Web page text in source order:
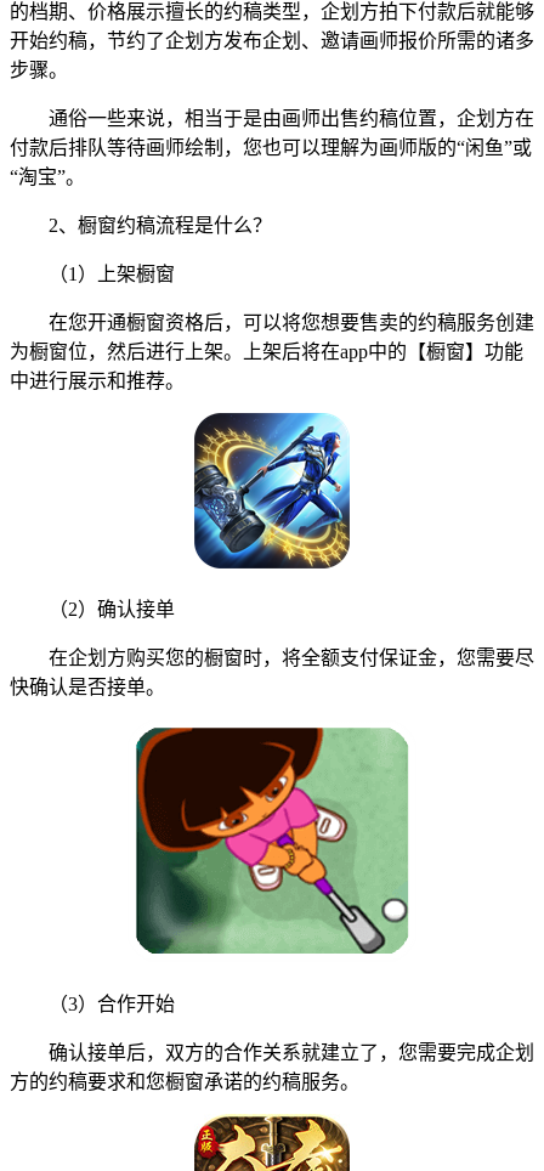
的档期、价格展示擅长的约稿类型，企划方拍下付款后就能够
开始约稿，节约了企划方发布企划、邀请画师报价所需的诸多
步骤。
通俗一些来说，相当于是由画师出售约稿位置，企划方在
付款后排队等待画师绘制，您也可以理解为画师版的“闲鱼”或
“淘宝”。
2、橱窗约稿流程是什么？
（1）上架橱窗
在您开通橱窗资格后，可以将您想要售卖的约稿服务创建
为橱窗位，然后进行上架。上架后将在app中的【橱窗】功能
中进行展示和推荐。
（2）确认接单
在企划方购买您的橱窗时，将全额支付保证金，您需要尽
快确认是否接单。
（3）合作开始
确认接单后，双方的合作关系就建立了，您需要完成企划
方的约稿要求和您橱窗承诺的约稿服务。